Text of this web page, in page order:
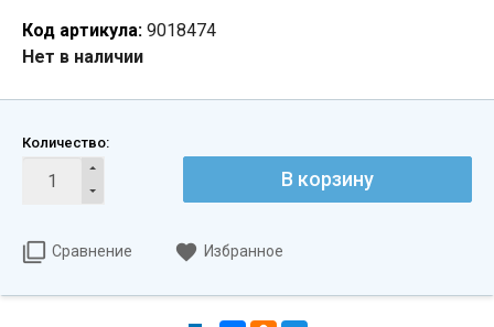
Код артикула: 9018474
Нет в наличии
Количество:
В корзину
Сравнение Избранное